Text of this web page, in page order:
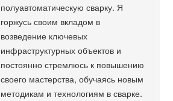
полуавтоматическую сварку. Я
горжусь своим вкладом в
возведение ключевых
инфраструктурных объектов и
постоянно стремлюсь к повышению
своего мастерства, обучаясь новым
методикам и технологиям в сварке.